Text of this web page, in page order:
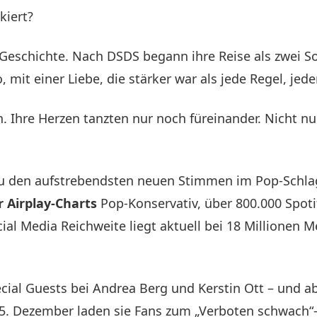
Nach DSDS begann ihre Reise als zwei
mit einer Liebe, die stärker war als jede Regel,
Ihre Herzen tanzten nur noch füreinander. Nicht
aufstrebendsten neuen Stimmen im Pop-
Airplay-Charts Pop-Konservativ, über 800.000
Media Reichweite liegt aktuell bei 18 Millionen
Guests bei Andrea Berg und Kerstin Ott – und
laden sie Fans zum „Verboten